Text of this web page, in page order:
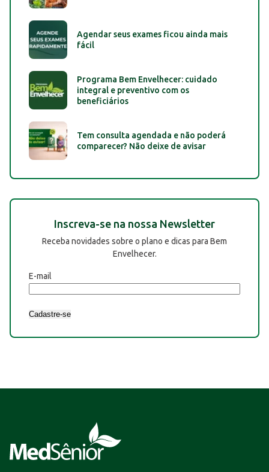
Agendar seus exames ficou ainda mais
fácil
Programa Bem Envelhecer: cuidado
integral e preventivo com os
beneficiários
Tem consulta agendada e não poderá
comparecer? Não deixe de avisar
Inscreva-se na nossa Newsletter
Receba novidades sobre o plano e dicas para Bem
Envelhecer.
E-mail
Cadastre-se